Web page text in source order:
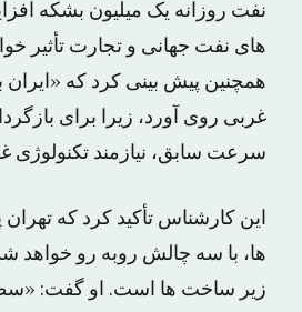
نفت روزانه یک میلیون بشکه
های نفت جهانی و تجارت تأثیر
همچنین پیش بینی کرد که «ایران
غربی روی آورد، زیرا برای
سرعت سابق، نیازمند تکنولوژی
این کارشناس تأکید کرد که
ها، با سه چالش روبه رو خواهد
زیر ساخت ها است. او گفت: